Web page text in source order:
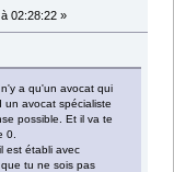
02:28:22 »
a qu'un avocat qui
un avocat spécialiste
possible. Et il va te
0.
est établi avec
tu ne sois pas